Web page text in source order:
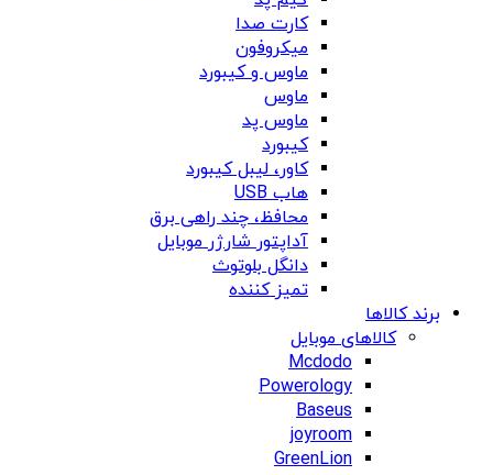
کارت صدا
میکروفون
ماوس و کیبورد
ماوس
ماوس پد
کیبورد
کاور، لیبل کیبورد
هاب USB
محافظ، چند راهی برق
آداپتور شارژر موبایل
دانگل بلوتوث
تمیز کننده
برند کالاها
کالاهای موبایل
Mcdodo
Powerology
Baseus
joyroom
GreenLion